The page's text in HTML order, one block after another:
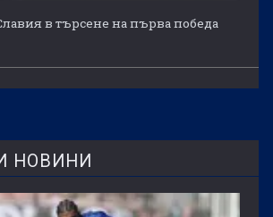
в търсене на първа победа
НОВИНИ